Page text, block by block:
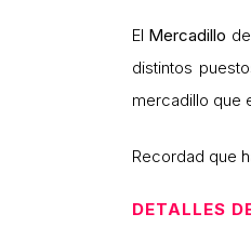
El Mercadillo
distintos
mercadillo que
Recordad que
DETALLES